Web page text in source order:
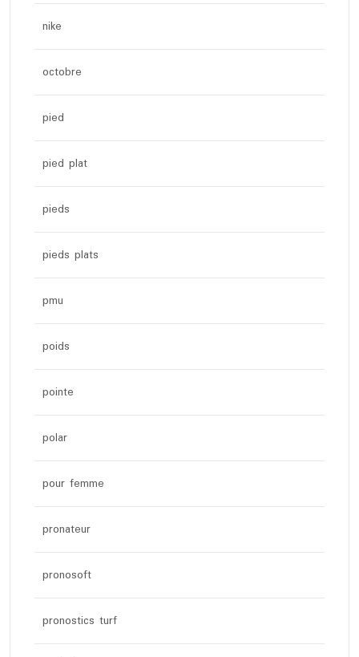
nike
octobre
pied
pied plat
pieds
pieds plats
pmu
poids
pointe
polar
pour femme
pronateur
pronosoft
pronostics turf